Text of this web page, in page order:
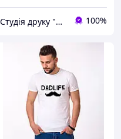
Студія друку "Hard Print" 100%